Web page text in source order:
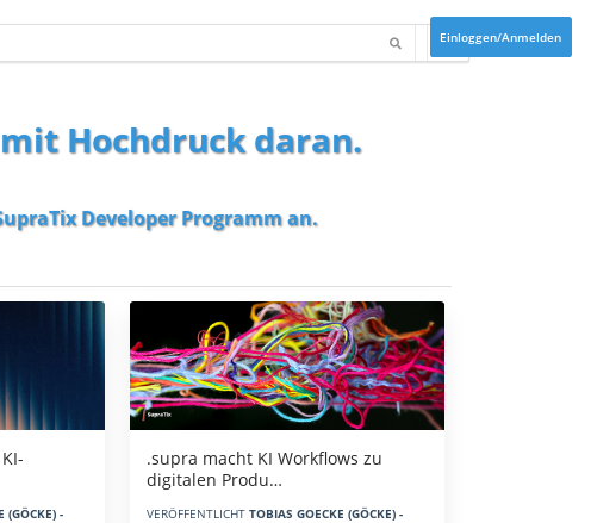
Einloggen/Anmelden
Hochdruck daran.
Developer Programman.
(GÖCKE) -
.supra macht KI Workflows zu
digitalen Produ…
VERÖFFENTLICHT TOBIAS GOECKE (GÖCKE) -